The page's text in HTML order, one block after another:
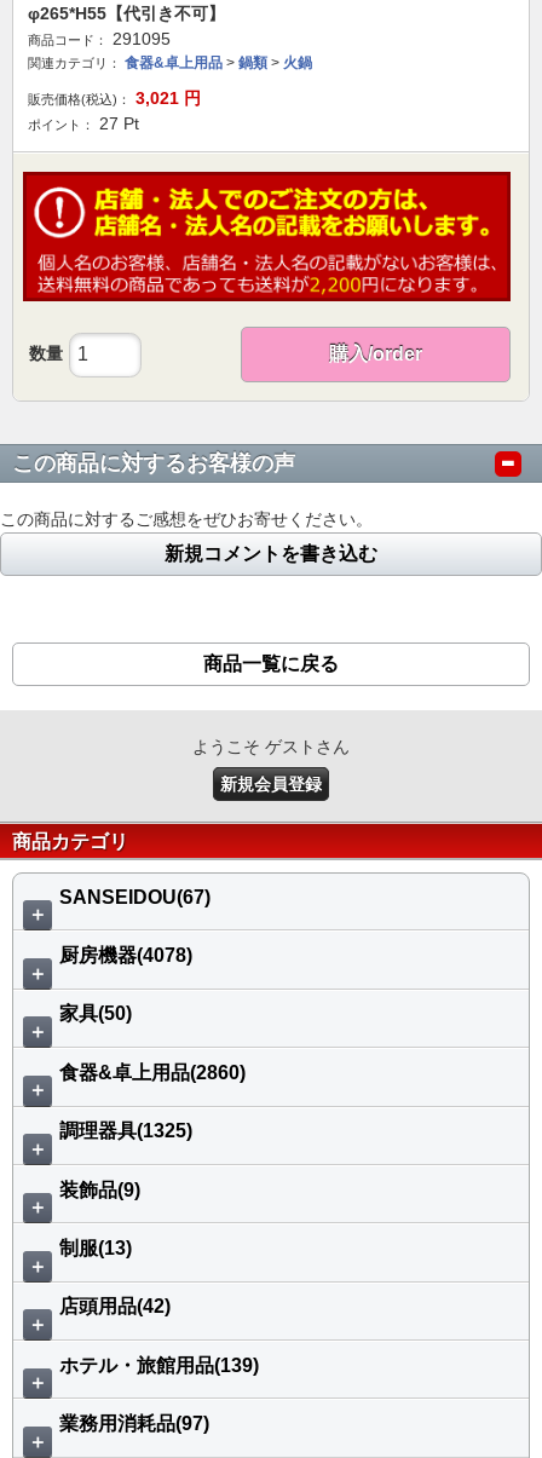
φ265*H55【代引き不可】
商品コード： 291095
関連カテゴリ： 食器&卓上用品 > 鍋類 > 火鍋
販売価格(税込)： 3,021 円
ポイント： 27 Pt
数量 購入/order
この商品に対するお客様の声
この商品に対するご感想をぜひお寄せください。
新規コメントを書き込む
商品一覧に戻る
ようこそ ゲストさん
新規会員登録
商品カテゴリ
＋
SANSEIDOU(67)
＋
厨房機器(4078)
＋
家具(50)
＋
食器&卓上用品(2860)
＋
調理器具(1325)
＋
装飾品(9)
＋
制服(13)
＋
店頭用品(42)
＋
ホテル・旅館用品(139)
＋
業務用消耗品(97)